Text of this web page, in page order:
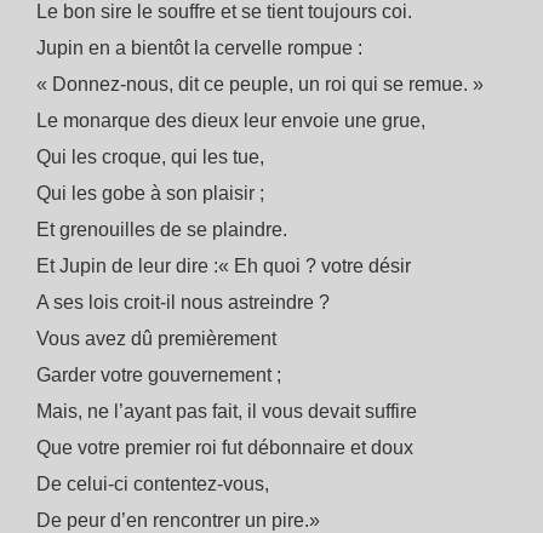
Le bon sire le souffre et se tient toujours coi.
Jupin en a bientôt la cervelle rompue :
« Donnez-nous, dit ce peuple, un roi qui se remue. »
Le monarque des dieux leur envoie une grue,
Qui les croque, qui les tue,
Qui les gobe à son plaisir ;
Et grenouilles de se plaindre.
Et Jupin de leur dire :« Eh quoi ? votre désir
A ses lois croit-il nous astreindre ?
Vous avez dû premièrement
Garder votre gouvernement ;
Mais, ne l’ayant pas fait, il vous devait suffire
Que votre premier roi fut débonnaire et doux
De celui-ci contentez-vous,
De peur d’en rencontrer un pire.»